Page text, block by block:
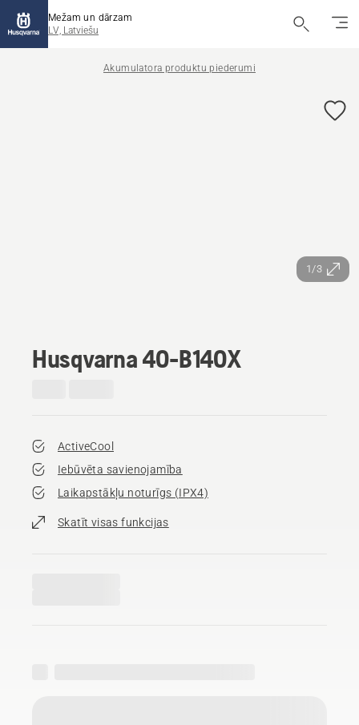
Mežam un dārzam
LV, Latviešu
Akumulatora produktu piederumi
1/3
Husqvarna 40-B140X
ActiveCool
Iebūvēta savienojamība
Laikapstākļu noturīgs (IPX4)
Skatīt visas funkcijas